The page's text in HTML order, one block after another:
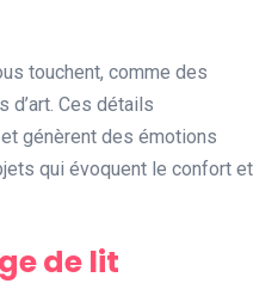
touchent, comme des
Ces détails
génèrent des émotions
qui évoquent le confort et
de lit